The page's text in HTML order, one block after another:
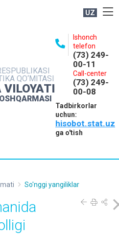
UZ
QO‘MITASI
VILOYATI
Ishonch
telefon
(73) 249-
00-11
Call-center
(73) 249-
00-08
Tadbirkorlar
uchun:
hisobot.stat.uz
ga o'tish
XIZMATLAR
XIZMATI
So'nggi yangiliklar